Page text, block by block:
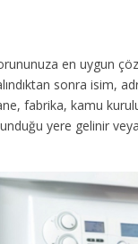
en uygun
sonra isim,
fabrika, kamu
yere gelinir